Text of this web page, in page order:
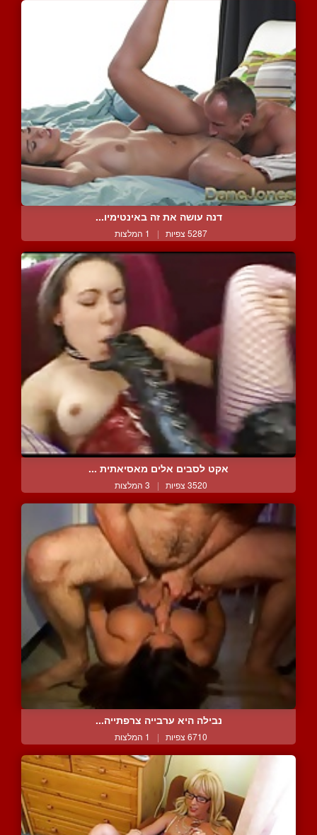
דנה עושה את זה באינטימיו...
5287 צפיות | 1 המלצות
אקט לסבים אלים מאסיאתית ...
3520 צפיות | 3 המלצות
נבילה היא ערבייה צרפתייה...
6710 צפיות | 1 המלצות